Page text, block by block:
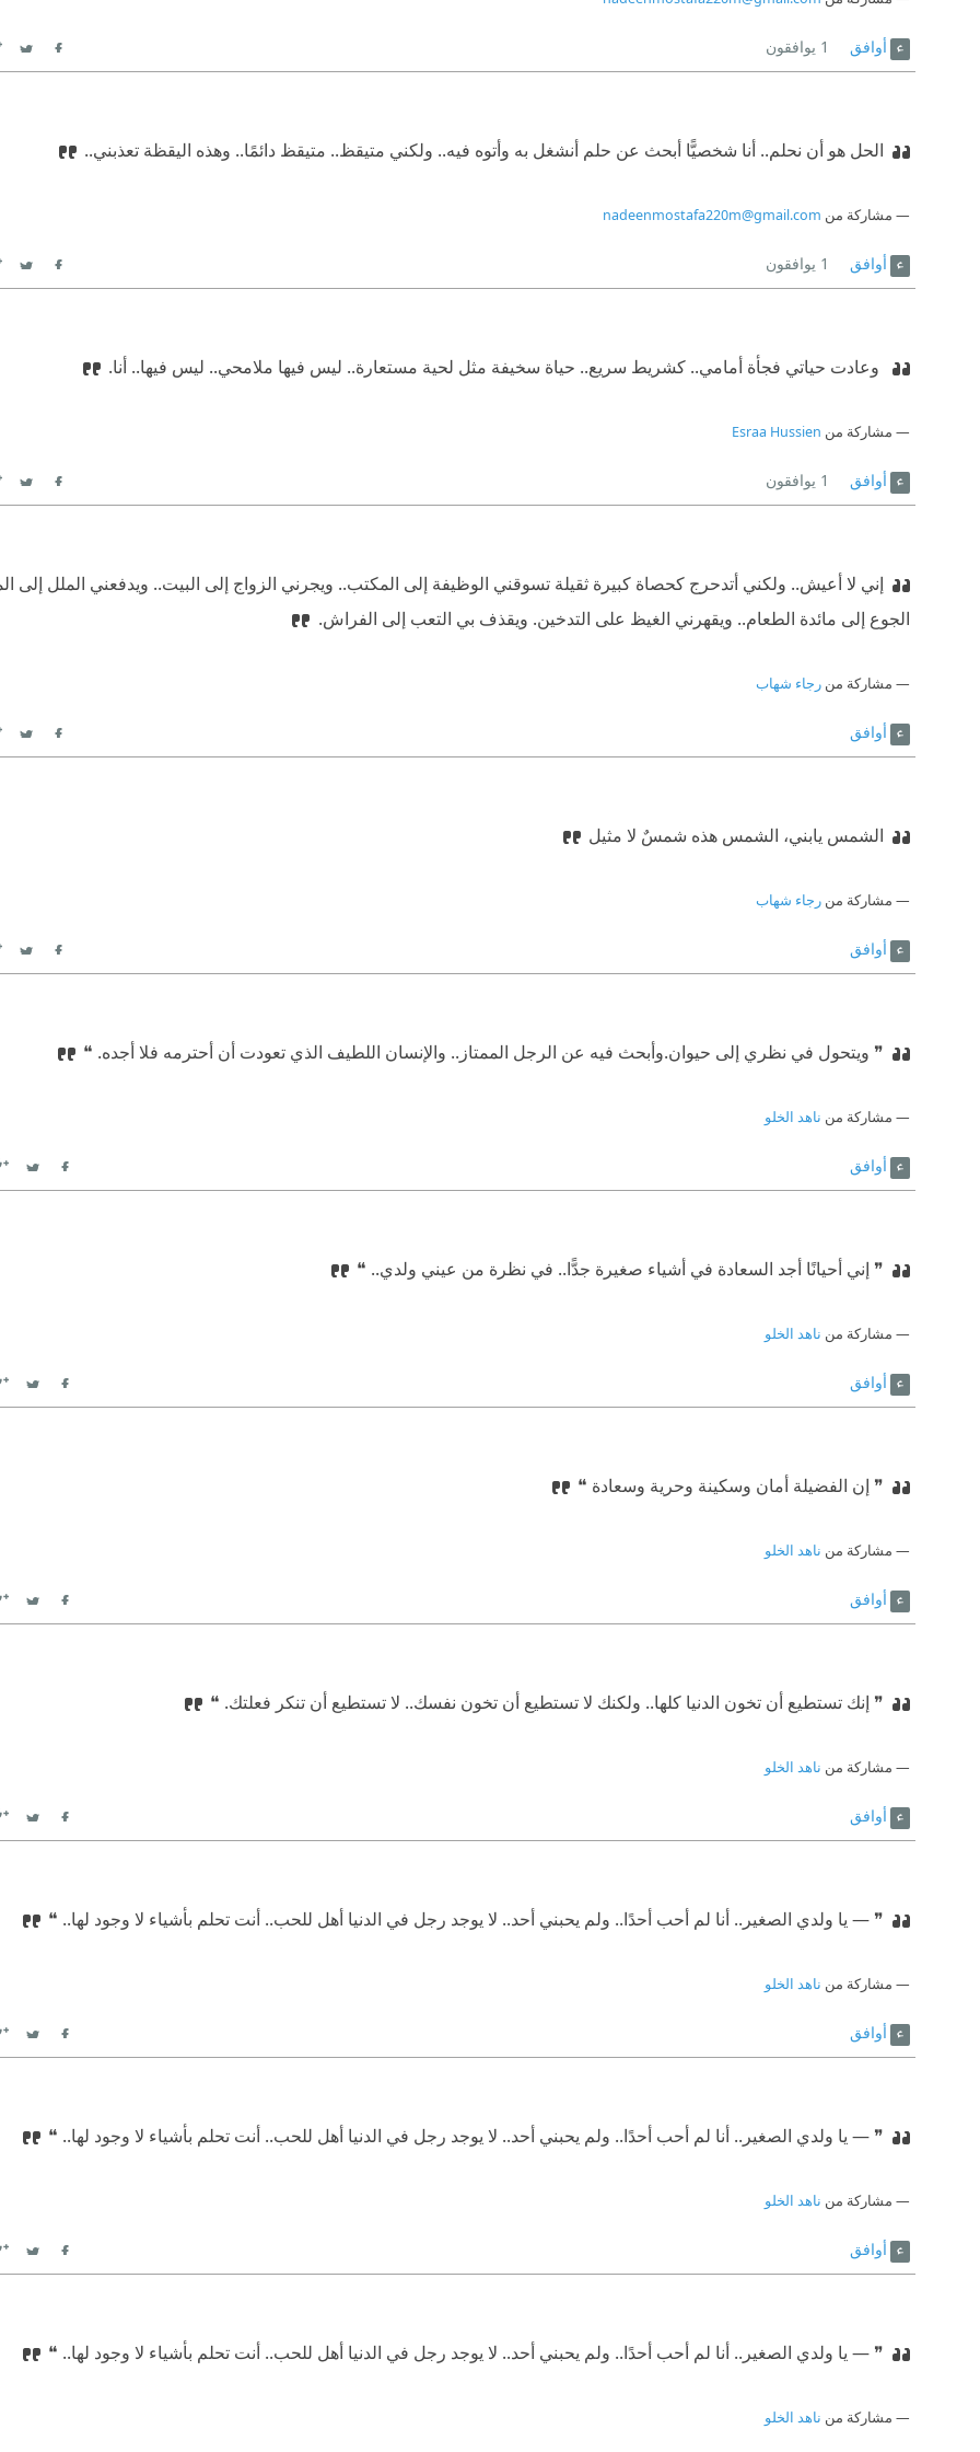
أوافق 1 يوافقون
الحل هو أن نحلم.. أنا شخصيًّا أبحث عن حلم أنشغل به وأتوه فيه.. ولكني متيقظ.. متيقظ دائمًا.. وهذه اليقظة تعذبني..
مشاركة من nadeenmostafa220m@gmail.com
أوافق 1 يوافقون
‫ وعادت حياتي فجأة أمامي.. كشريط سريع.. حياة سخيفة مثل لحية مستعارة.. ليس فيها ملامحي.. ليس فيها.. أنا.
مشاركة من Esraa Hussien
أوافق 1 يوافقون
إني لا أعيش.. ولكني أتدحرج كحصاة كبيرة ثقيلة تسوقني الوظيفة إلى المكتب.. ويجرني الزواج إلى البيت.. ويدفعني الملل إلى
الجوع إلى مائدة الطعام.. ويقهرني الغيظ على التدخين. ويقذف بي التعب إلى الفراش.
مشاركة منرجاء شهاب
أوافق
الشمس يابني، الشمس هذه شمسٌ لا مثيل
مشاركة منرجاء شهاب
أوافق
❞ ويتحول في نظري إلى حيوان.⁠‫وأبحث فيه عن الرجل الممتاز.. والإنسان اللطيف الذي تعودت أن أحترمه فلا أجده. ❝
مشاركة من ناهد الخلو
Facebook
أوافق
❞ إني أحيانًا أجد السعادة في أشياء صغيرة جدًّا.. في نظرة من عيني ولدي.. ❝
مشاركة من ناهد الخلو
Facebook
أوافق
❞ إن الفضيلة أمان وسكينة وحرية وسعادة ❝
مشاركة من ناهد الخلو
Facebook
أوافق
❞ إنك تستطيع أن تخون الدنيا كلها.. ولكنك لا تستطيع أن تخون نفسك.. لا تستطيع أن تنكر فعلتك. ❝
مشاركة من ناهد الخلو
Facebook
أوافق
❞ — يا ولدي الصغير.. أنا لم أحب أحدًا.. ولم يحبني أحد.. لا يوجد رجل في الدنيا أهل للحب.. أنت تحلم بأشياء لا وجود لها.. ❝
مشاركة من ناهد الخلو
Facebook
أوافق
❞ — يا ولدي الصغير.. أنا لم أحب أحدًا.. ولم يحبني أحد.. لا يوجد رجل في الدنيا أهل للحب.. أنت تحلم بأشياء لا وجود لها.. ❝
مشاركة من ناهد الخلو
Facebook
أوافق
❞ — يا ولدي الصغير.. أنا لم أحب أحدًا.. ولم يحبني أحد.. لا يوجد رجل في الدنيا أهل للحب.. أنت تحلم بأشياء لا وجود لها.. ❝
مشاركة من ناهد الخلو